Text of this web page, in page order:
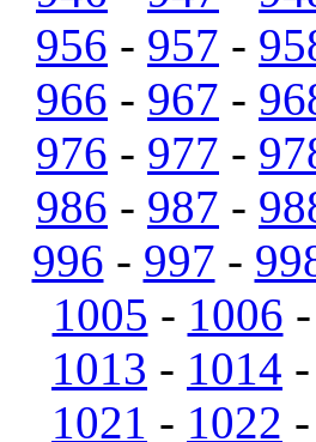
956 - 957 -
966 - 967 -
976 - 977 -
986 - 987 -
996 - 997 -
1005 - 1006 -
1013 - 1014 -
1021 - 1022 -